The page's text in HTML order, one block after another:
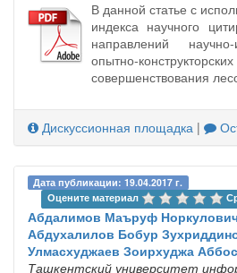
В данной статье с
индекса научного
направлений научно-
опытно-
совершенствования
Дискуссионная площадка |
Дата публикации: 19.04.2017 г.
Оцените материал
Абдалимов Маъруф
Абдухалилов Бобур
Улмасхуджаев Зоирхуджа
Ташкентский университет